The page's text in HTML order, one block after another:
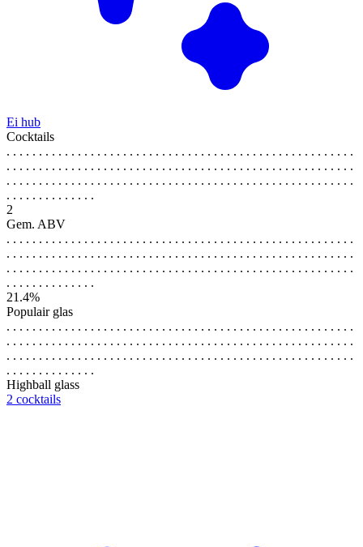
Ei hub
Cocktails
. . . . . . . . . . . . . . . . . . . . . . . . . . . . . . . . . . . . . . . . . . . . . . . . . . . . . .
. . . . . . . . . . . . . . . . . . . . . . . . . . . . . . . . . . . . . . . . . . . . . . . . . . . . . .
. . . . . . . . . . . . . . . . . . . . . . . . . . . . . . . . . . . . . . . . . . . . . . . . . . . . . .
. . . . . . . . . . . . . .
2
Gem. ABV
. . . . . . . . . . . . . . . . . . . . . . . . . . . . . . . . . . . . . . . . . . . . . . . . . . . . . .
. . . . . . . . . . . . . . . . . . . . . . . . . . . . . . . . . . . . . . . . . . . . . . . . . . . . . .
. . . . . . . . . . . . . . . . . . . . . . . . . . . . . . . . . . . . . . . . . . . . . . . . . . . . . .
. . . . . . . . . . . . . .
21.4%
Populair glas
. . . . . . . . . . . . . . . . . . . . . . . . . . . . . . . . . . . . . . . . . . . . . . . . . . . . . .
. . . . . . . . . . . . . . . . . . . . . . . . . . . . . . . . . . . . . . . . . . . . . . . . . . . . . .
. . . . . . . . . . . . . . . . . . . . . . . . . . . . . . . . . . . . . . . . . . . . . . . . . . . . . .
. . . . . . . . . . . . . .
Highball glass
2 cocktails